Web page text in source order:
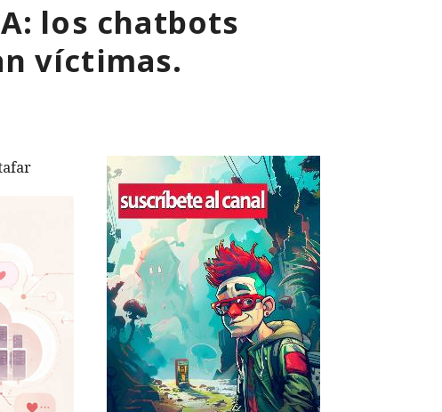
los chatbots
víctimas.